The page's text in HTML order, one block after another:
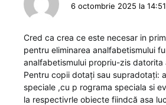
6 octombrie 2025 la 14:51
Cred ca crea ce este necesar in
pentru eliminarea analfabetismului
analfabetismului propriu-zis datorita
Pentru copii dotați sau supradotați:
speciale ,cu p rograma speciala si
la respectivrle obiecte fiindcă asa